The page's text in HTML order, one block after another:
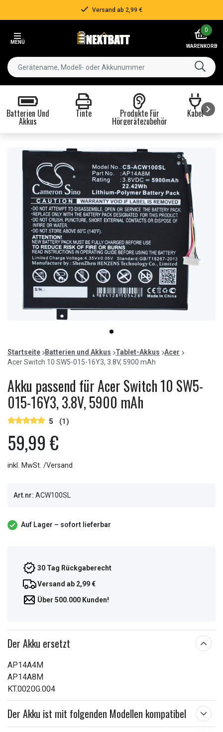
Versand ab 2,99 €
MENÜ
0
WARENKORB
Batterien Und
Akkus
Tinte Produkte Für
Hörgerätezubehör
Kabel
item
0
of
1
Startseite Batterien und Akkus Tablet-Akkus
Acer
Acer Switch 10 SW5-015-16Y3, 3.8V, 5900 mAh
Akku passend für Acer Switch 10 SW5-
015-16Y3, 3.8V, 5900 mAh
5 (1)
59,99 €
inkl. MwSt. /Versand
Art.nr: ACW100SL
Auf Lager – sofort lieferbar
30 Tag Rückgaberecht
Versand ab 2,99 €
Über 500.000 Kunden!
Der Akku ersetzt
AP14A4M
AP14A8M
KT.0020G.004
Der Akku ist mit folgenden Modellen kompatibel